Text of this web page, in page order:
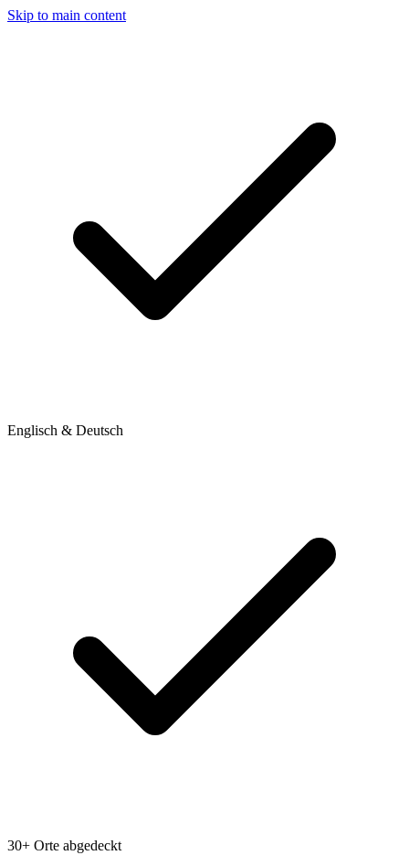
Skip to main content
Englisch & Deutsch
30+ Orte abgedeckt